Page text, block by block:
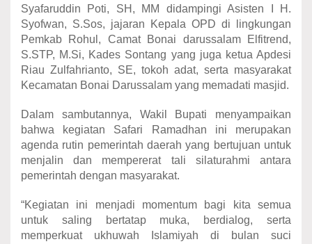
Syafaruddin Poti, SH, MM didampingi Asisten I H.
Syofwan, S.Sos, jajaran Kepala OPD di lingkungan
Pemkab Rohul, Camat Bonai darussalam Elfitrend,
S.STP, M.Si, Kades Sontang yang juga ketua Apdesi
Riau Zulfahrianto, SE, tokoh adat, serta masyarakat
Kecamatan Bonai Darussalam yang memadati masjid.
Dalam sambutannya, Wakil Bupati menyampaikan
bahwa kegiatan Safari Ramadhan ini merupakan
agenda rutin pemerintah daerah yang bertujuan untuk
menjalin dan mempererat tali silaturahmi antara
pemerintah dengan masyarakat.
“Kegiatan ini menjadi momentum bagi kita semua
untuk saling bertatap muka, berdialog, serta
memperkuat ukhuwah Islamiyah di bulan suci